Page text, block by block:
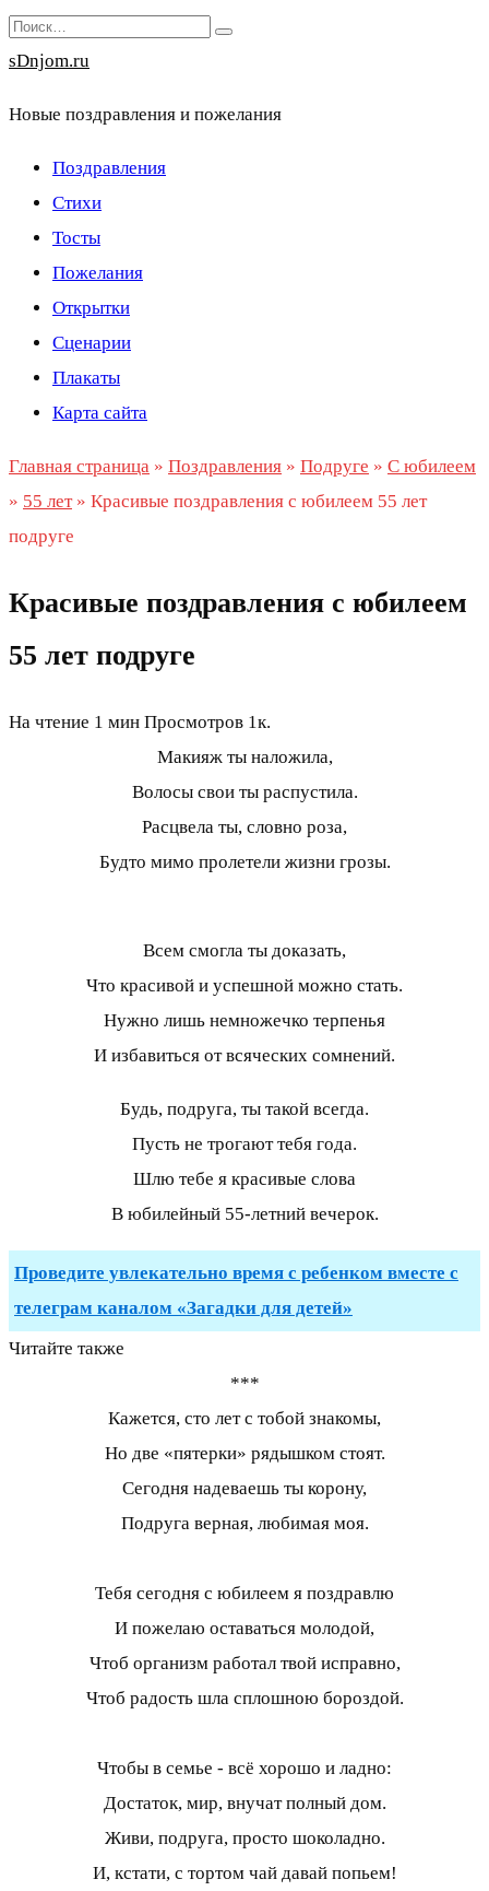
Перейти
к
Search
for:
sDnjom.ru
Новые поздравления и пожелания
Поздравления
Стихи
Тосты
Пожелания
Открытки
Сценарии
Плакаты
Карта сайта
Главная страница » Поздравления » Подруге » С юбилеем
» 55 лет» Красивые поздравления с юбилеем 55 лет
подруге
Красивые поздравления с юбилеем
55 лет подруге
На чтение 1 мин Просмотров 1к.
Макияж ты наложила,
Волосы свои ты распустила.
Расцвела ты, словно роза,
Будто мимо пролетели жизни грозы.
Всем смогла ты доказать,
Что красивой и успешной можно стать.
Нужно лишь немножечко терпенья
И избавиться от всяческих сомнений.
Будь, подруга, ты такой всегда.
Пусть не трогают тебя года.
Шлю тебе я красивые слова
В юбилейный 55-летний вечерок.
Проведите увлекательно время с ребенком вместе с
телеграм каналом «Загадки для детей»
Читайте также
***
Кажется, сто лет с тобой знакомы,
Но две «пятерки» рядышком стоят.
Сегодня надеваешь ты корону,
Подруга верная, любимая моя.
Тебя сегодня с юбилеем я поздравлю
И пожелаю оставаться молодой,
Чтоб организм работал твой исправно,
Чтоб радость шла сплошною бороздой.
Чтобы в семье - всё хорошо и ладно:
Достаток, мир, внучат полный дом.
Живи, подруга, просто шоколадно.
И, кстати, с тортом чай давай попьем!